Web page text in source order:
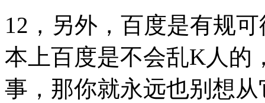
12，另外，百度是有规
本上百度是不会乱K人的
事，那你就永远也别想